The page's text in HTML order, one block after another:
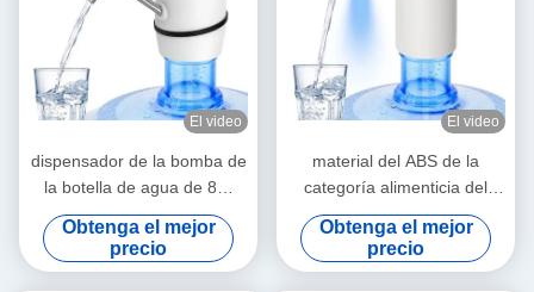
El video
dispensador de la bomba de
la botella de agua de 8W
2.4L/Min 1200mAh con el
top decorativo del chaflán
Obtenga el mejor
precio
El video
material del ABS de la
categoría alimenticia del
dispensador de la bomba de
la botella de agua de
1.6L/Min 1200mAh
Obtenga el mejor
precio